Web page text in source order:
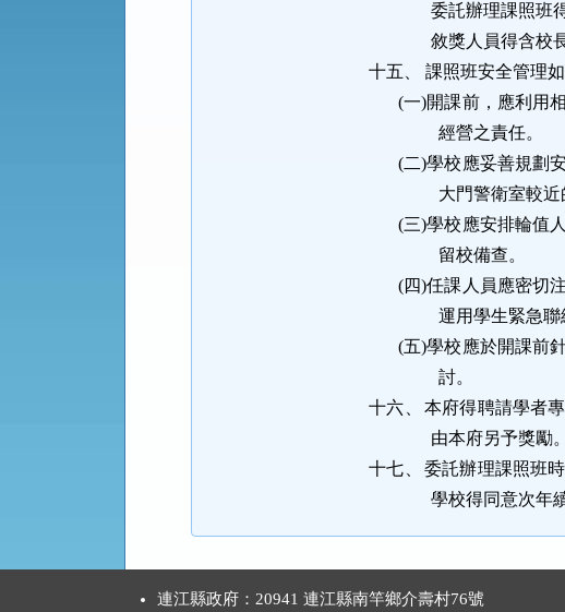
委託辦理課照班
敘獎人員得含校
十五、
課照班安全管理如
(一)開課前，應利用
經營之責任。
(二)學校應妥善規劃
大門警衛室較近
(三)學校應安排輪值
留校備查。
(四)任課人員應密切
運用學生緊急
(五)學校應於開課前
討。
十六、
本府得聘請學者
由本府另予獎勵。
十七、
委託辦理課照班
學校得同意次年
連江縣政府：20941 連江縣南竿鄉介壽村76號